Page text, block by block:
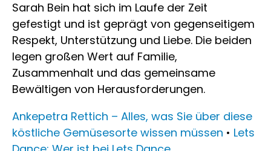
Sarah Bein hat sich im Laufe der Zeit
gefestigt und ist geprägt von gegenseitigem
Respekt, Unterstützung und Liebe. Die beiden
legen großen Wert auf Familie,
Zusammenhalt und das gemeinsame
Bewältigen von Herausforderungen.
Ankepetra Rettich – Alles, was Sie über diese
köstliche Gemüsesorte wissen müssen • Lets